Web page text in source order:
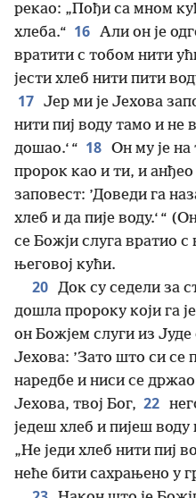
рекао: „Пођи са мном
хлеба.“ 16 Али он је
вратити с тобом нити
јести хлеб нити пити
17 Јер ми је Јехова
нити пиј воду тамо и не
дошао.‘ “ 18 Он му је на
пророк као и ти, и
заповест: ’Доведи га
хлеб и да пије воду.‘ “
се Божји слуга вратио с
његовој кући.
20 Док су седели за
дошла пророку који га
он Божјем слуги из
Јехова: ’Зато што си се
наредбе и ниси се држао
Јехова, твој Бог, 22
једеш хлеб и пијеш воду
„Не једи хлеб нити пиј
неће бити сахрањено у